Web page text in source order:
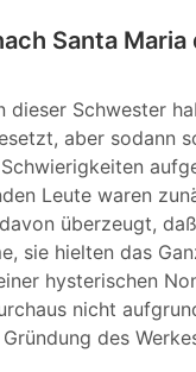
Santa
dieser Schwester
aber sodann
Leute waren
überzeugt,
sie hielten das
hysterischen
nicht
des